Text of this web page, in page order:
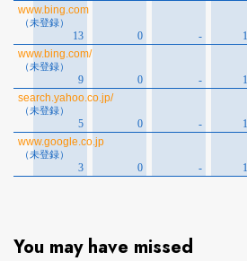
You may have missed